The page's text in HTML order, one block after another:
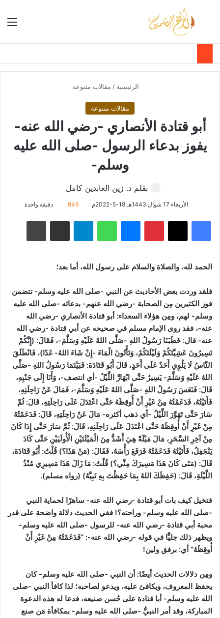
الوضع بحث عن
الرئيسية / مقالات متنوعة
مقالات متنوعة
أبو قتادة الأنصاري -رضي الله عنه-
يفوز بدعاء الرسول -صلى الله عليه
وسلم-
بقلم د. زين العابدين كامل
الأربعاء 17 شوال 1443هـ 18-5-2022م 849 دقيقة واحدة
فيسبوك ‫X بينتيريستماسنجر واتساب تيلقرام مشاركة عبر البريد طباعة
الحمد لله، والصلاة والسلام على رسول الله، أما بعد؛
فلقد وردت بعض الأحاديث عن النبي -صلى الله عليه وسلم- تتضمن
فوز الكثيرين مِن الصحابة -رضي الله عنهم- بدعائه -صلى الله عليه
وسلم- لهم، ومِن هؤلاء السعداء: أبو قتادة الأنصاري -رضي الله
عنه-، فقد روى الإمام مسلم في صحيحه عن أبي قتادة -رضي الله
عنه- قال: خَطَبَنَا رَسُولُ اللهِ -صَلَّى اللهُ عَلَيْهِ وَسَلَّمَ-، فَقَالَ: (إِنَّكُمْ
تَسِيرُونَ عَشِيَّتَكُمْ وَلَيْلَتَكُمْ، وَتَأْتُونَ الْمَاءَ -إِنْ شَاءَ اللهُ- غَدًا)، فَانْطَلَقَ
النَّاسُ لَا يَلْوِي أَحَدٌ عَلَى أَحَدٍ، قَالَ أَبُو قَتَادَةَ: فَبَيْنَمَا رَسُولُ اللهِ -صَلَّى
اللهُ عَلَيْهِ وَسَلَّمَ- يَسِيرُ حَتَّى ابْهَارَّ اللَّيْلُ -أي انتصف-، وَأَنَا إِلَى جَنْبِهِ،
قَالَ: فَنَعَسَ رَسُولُ اللهِ -صَلَّى اللهُ عَلَيْهِ وَسَلَّمَ-، فَمَالَ عَنْ رَاحِلَتِهِ،
فَأَتَيْتُهُ، فَدَعَمْتُهُ مِنْ غَيْرِ أَنْ أُوقِظَهُ حَتَّى اعْتَدَلَ عَلَى رَاحِلَتِهِ، قَالَ: ثُمَّ
سَارَ حَتَّى تَهَوَّرَ اللَّيْلُ -أي ذهب أكثره- مَالَ عَنْ رَاحِلَتِهِ، قَالَ: فَدَعَمْتُهُ
مِنْ غَيْرِ أَنْ أُوقِظَهُ حَتَّى اعْتَدَلَ عَلَى رَاحِلَتِهِ، قَالَ: ثُمَّ سَارَ حَتَّى إِذَا كَانَ
مِنْ آخِرِ السَّحَرِ، مَالَ مَيْلَةً هِيَ أَشَدُّ مِنَ الْمَيْلَتَيْنِ الْأُولَيَيْنِ حَتَّى كَادَ
يَنْجَفِلُ، فَأَتَيْتُهُ فَدَعَمْتُهُ فَرَفَعَ رَأْسَهُ، فَقَالَ: (مَنْ هَذَا؟) قُلْتُ: أَبُو قَتَادَةَ،
قَالَ: (مَتَى كَانَ هَذَا مَسِيرَكَ مِنِّي؟) قُلْتُ: مَا زَالَ هَذَا مَسِيرِي مُنْذُ
اللَّيْلَةِ، قَالَ: (حَفِظَكَ اللهُ بِمَا حَفِظْتَ بِهِ نَبِيَّهُ) (رواه مسلم).
فتخيل كيف بات أبو قتادة -رضي الله عنه- ساهرًا لحماية النبي
-صلى الله عليه وسلم- وراحته؟! ففي الحديث دلالة واضحة على قدر
محبة أبي قتادة -رضي الله عنه- للرسول -صلى الله عليه وسلم-
ويظهر ذلك جليًّا في قوله -رضي الله عنه-: “فَدَعَمْتُهُ مِنْ غَيْرِ أَنْ
أُوقِظَهُ” أي: برفق ولين!
ومِن دلالات الحديث أيضًا: أن النبي -صلى الله عليه وسلم- كان
يحفظ المعروف، ويكافئ عليه، ويدعو لصاحبه؛ لذا كافأ النبي -صلى
الله عليه وسلم- أبا قتادة على حُسن صنيعه، فدعا له هذه الدعوة
المباركة، وقد أمر النبيُّ -صلى الله عليه وسلم- بمكافأة مَن صنع